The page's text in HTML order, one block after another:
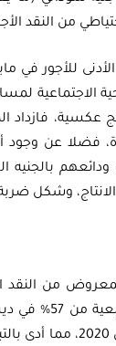
الاجتماعية
عكسية،
بالجنيه
الانتاج، وشكل
من النقد
واصل الصعود وصولا إلى